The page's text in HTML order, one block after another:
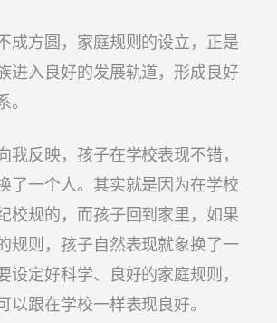
方圆，家庭规则的设立，正是
进入良好的发展轨道，形成良好
。
反映，孩子在学校表现不错，
了一个人。其实就是因为在学校
校规的，而孩子回到家里，如果
规则，孩子自然表现就象换了一
设定好科学、良好的家庭规则，
以跟在学校一样表现良好。